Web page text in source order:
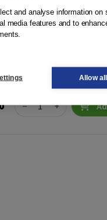
de collaborerende
Heukels (1906-1947)
− +
and analyse information on
media features and to
Allow